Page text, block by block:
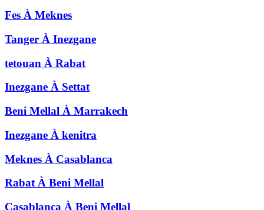
Fes À Meknes
Tanger À Inezgane
tetouan À Rabat
Inezgane À Settat
Beni Mellal À Marrakech
Inezgane À kenitra
Meknes À Casablanca
Rabat À Beni Mellal
Casablanca À Beni Mellal